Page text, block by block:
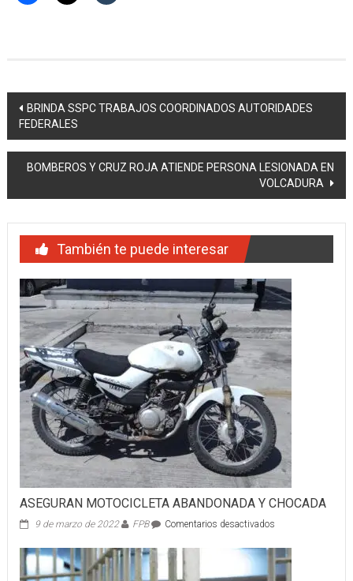
Navegación
de
entradas
BRINDA SSPC TRABAJOS COORDINADOS AUTORIDADES
FEDERALES
BOMBEROS Y CRUZ ROJA ATIENDE PERSONA LESIONADA EN
VOLCADURA
También te puede interesar
ASEGURAN MOTOCICLETA ABANDONADA Y CHOCADA
9 de marzo de 2022 FPB Comentarios desactivadosen
MOTOCICLETA
ABANDONADA